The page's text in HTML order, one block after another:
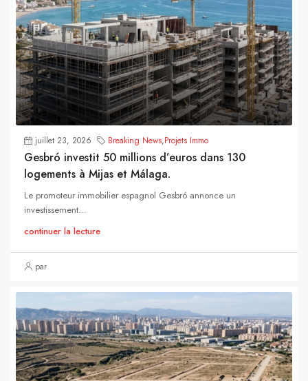
juillet 23, 2026 Breaking News,Projets Immo
Gesbró investit 50 millions d’euros dans 130
logements à Mijas et Málaga.
Le promoteur immobilier espagnol Gesbró annonce un
investissement...
continuer la lecture
par